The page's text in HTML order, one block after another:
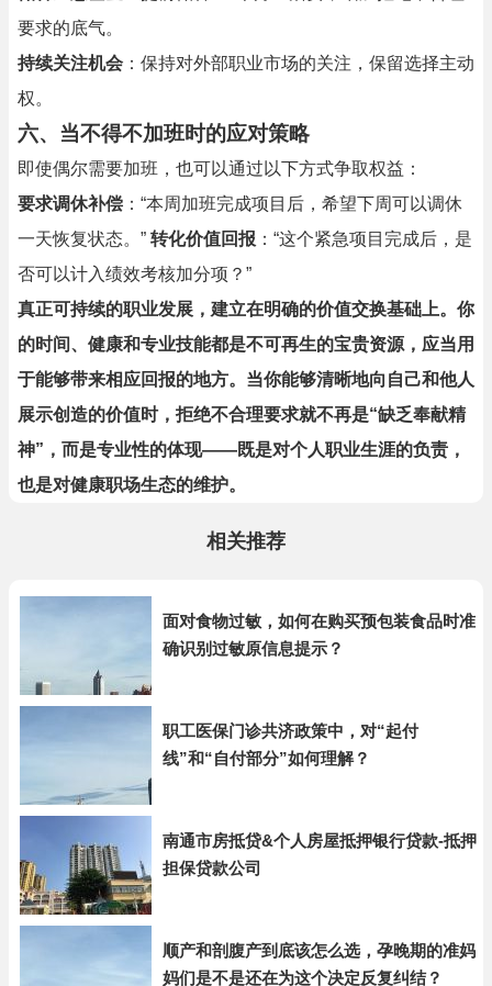
要求的底气。
持续关注机会 ：保持对外部职业市场的关注，保留选择主动
权。
六、 当不得不加班时的应对策略
即使偶尔需要加班，也可以通过以下方式争取权益：
要求调休补偿 ：“本周加班完成项目后，希望下周可以调休
一天恢复状态。” 转化价值回报 ：“这个紧急项目完成后，是
否可以计入绩效考核加分项？”
真正可持续的职业发展，建立在明确的价值交换基础上。你
的时间、健康和专业技能都是不可再生的宝贵资源，应当用
于能够带来相应回报的地方。当你能够清晰地向自己和他人
展示创造的价值时，拒绝不合理要求就不再是“缺乏奉献精
神”，而是专业性的体现——既是对个人职业生涯的负责，
也是对健康职场生态的维护。
相关推荐
面对食物过敏，如何在购买预包装食品时准
确识别过敏原信息提示？
职工医保门诊共济政策中，对“起付
线”和“自付部分”如何理解？
南通市房抵贷&个人房屋抵押银行贷款-抵押
担保贷款公司
顺产和剖腹产到底该怎么选，孕晚期的准妈
妈们是不是还在为这个决定反复纠结？